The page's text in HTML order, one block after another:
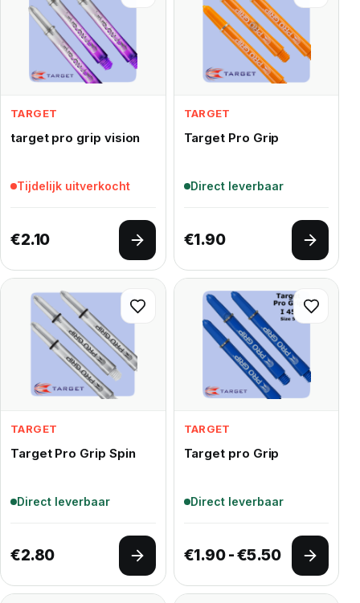
TARGET
target pro grip vision
Tijdelijk uitverkocht
€2.10
Opties selecteren
TARGET
Target Pro Grip
Direct leverbaar
€1.90
Opties
TARGET
Target Pro Grip Spin
Direct leverbaar
€2.80
Opties selecteren
TARGET
Target pro Grip
Direct leverbaar
€1.90 -€5.50
Opties